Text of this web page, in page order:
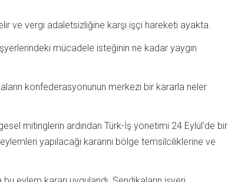
ve vergi adaletsizliğine karşı işçi hareketi ayakta.
mücadele isteğinin ne kadar yaygın
konfederasyonunun merkezi bir kararla neler
mitinglerin ardından Türk-İş yönetimi 24 Eylül’de bir
yapılacağı kararını bölge temsilciliklerine ve